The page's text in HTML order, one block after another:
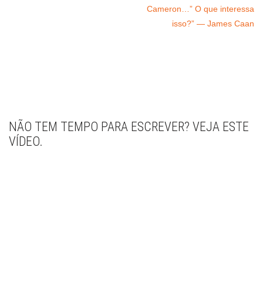
Cameron…” O que interessa
isso?” — James Caan
NÃO TEM TEMPO PARA ESCREVER? VEJA ESTE
VÍDEO.